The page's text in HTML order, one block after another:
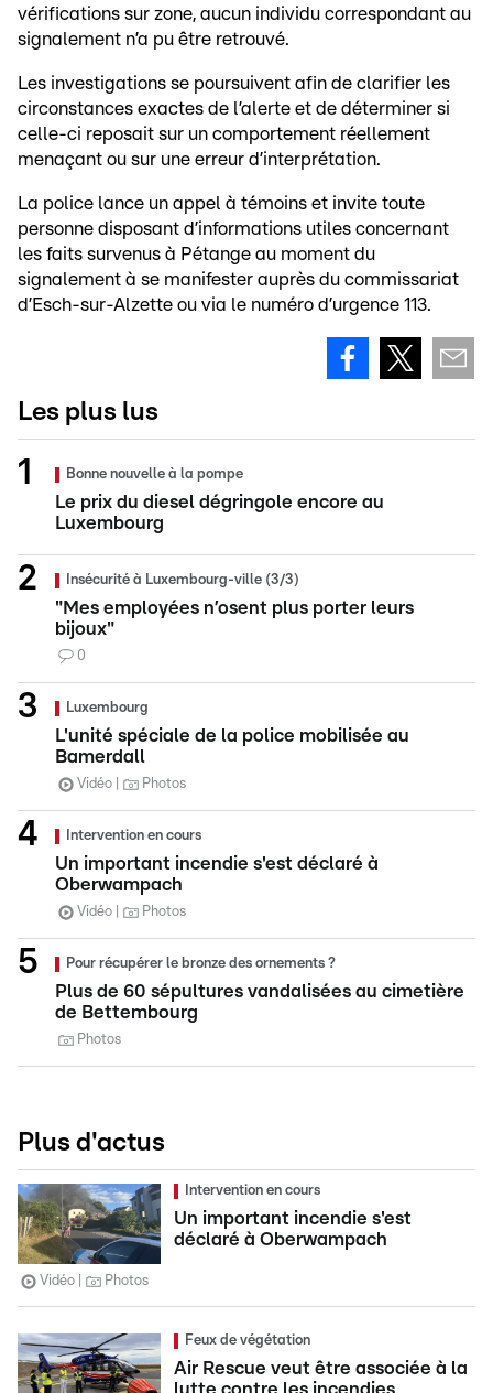
vérifications sur zone, aucun individu correspondant au
signalement n’a pu être retrouvé.
Les investigations se poursuivent afin de clarifier les
circonstances exactes de l’alerte et de déterminer si
celle-ci reposait sur un comportement réellement
menaçant ou sur une erreur d’interprétation.
La police lance un appel à témoins et invite toute
personne disposant d’informations utiles concernant
les faits survenus à Pétange au moment du
signalement à se manifester auprès du commissariat
d’Esch-sur-Alzette ou via le numéro d’urgence 113.
Les plus lus
Bonne nouvelle à la pompe
Le prix du diesel dégringole encore au
Luxembourg
Insécurité à Luxembourg-ville (3/3)
"Mes employées n’osent plus porter leurs
bijoux"
0
Luxembourg
L'unité spéciale de la police mobilisée au
Bamerdall
Vidéo Photos
Intervention en cours
Un important incendie s'est déclaré à
Oberwampach
Vidéo Photos
Pour récupérer le bronze des ornements ?
Plus de 60 sépultures vandalisées au cimetière
de Bettembourg
Photos
Plus d'actus
Intervention en cours
Un important incendie s'est
déclaré à Oberwampach
Vidéo Photos
Feux de végétation
Air Rescue veut être associée à la